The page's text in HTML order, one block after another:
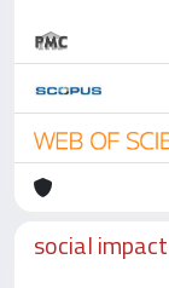
social impact